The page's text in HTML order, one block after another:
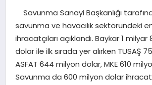
MAGAZIN
EĞITIM
SAĞLIK
Savunma Sanayi Başkanlığı
savunma ve havacılık sektöründeki
ihracatçıları açıklandı. Baykar 1 milyar
dolar ile ilk sırada yer alırken TUSAŞ
ASFAT 644 milyon dolar, MKE 610
Savunma da 600 milyon dolar